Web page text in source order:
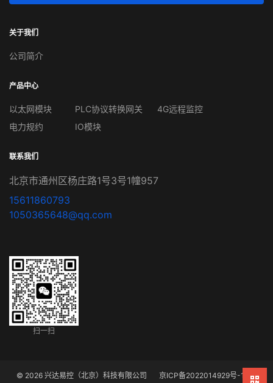
关于我们
公司简介
产品中心
以太网模块 PLC协议转换网关
4G远程监控
电力规约
IO模块
联系我们
北京市通州区杨庄路1号3号1幢957
15611860793
1050365648@qq.com
扫一扫
© 2026 兴达易控（北京）科技有限公司
京ICP备2022014929号-1